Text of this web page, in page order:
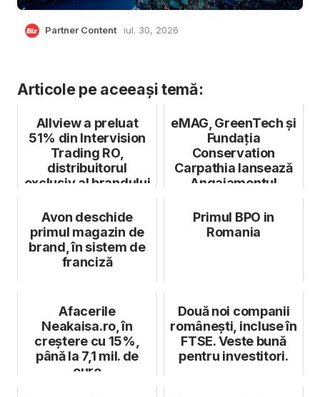
Partner Content iul. 30, 2026
Articole pe aceeași temă:
Allview a preluat
51% din Intervision
Trading RO,
distribuitorul
exclusiv al brandului
eMAG, GreenTech și
Fundația
Conservation
Carpathia lansează
Angajamentul
Avon deschide
primul magazin de
brand, în sistem de
franciză
Primul BPO in
Romania
Afacerile
Neakaisa.ro, în
creștere cu 15%,
până la 7,1 mil. de
euro
Două noi companii
românești, incluse în
FTSE. Veste bună
pentru investitori.